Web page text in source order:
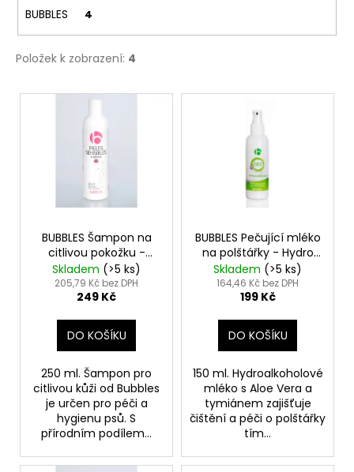
BUBBLES 4
Položek k zobrazení: 4
V
BUBBLES Šampon na
citlivou pokožku -
Sensitive skin
shampoo
Skladem (>5 ks)
205,79 Kč bez DPH
249 Kč
DO KOŠÍKU
250 ml. Šampon pro
citlivou kůži od Bubbles
je určen pro péči a
hygienu psů. S
přírodním podílem...
BUBBLES Pečující mléko
na polštářky - Hydro
alcoholic lotion for
pads
Skladem (>5 ks)
164,46 Kč bez DPH
199 Kč
DO KOŠÍKU
150 ml. Hydroalkoholové
mléko s Aloe Vera a
tymiánem zajišťuje
čištění a péči o polštářky
tím...
u
j
e
e
HYDRATAČNÍ
KONDICIONÉR
MOISTURIZING
CONDITIONER